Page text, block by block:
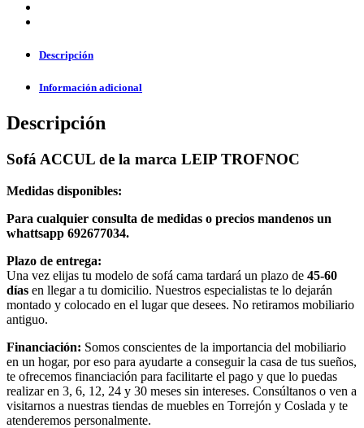
Descripción
Información adicional
Descripción
Sofá ACCUL de la marca LEIP TROFNOC
Medidas disponibles:
Para cualquier consulta de medidas o precios mandenos un
whattsapp 692677034.
Plazo de entrega:
Una vez elijas tu modelo de sofá cama tardará un plazo de 45-60
días en llegar a tu domicilio. Nuestros especialistas te lo dejarán
montado y colocado en el lugar que desees. No retiramos mobiliario
antiguo.
Financiación: Somos conscientes de la importancia del mobiliario
en un hogar, por eso para ayudarte a conseguir la casa de tus sueños,
te ofrecemos financiación para facilitarte el pago y que lo puedas
realizar en 3, 6, 12, 24 y 30 meses sin intereses. Consúltanos o ven a
visitarnos a nuestras tiendas de muebles en Torrejón y Coslada y te
atenderemos personalmente.